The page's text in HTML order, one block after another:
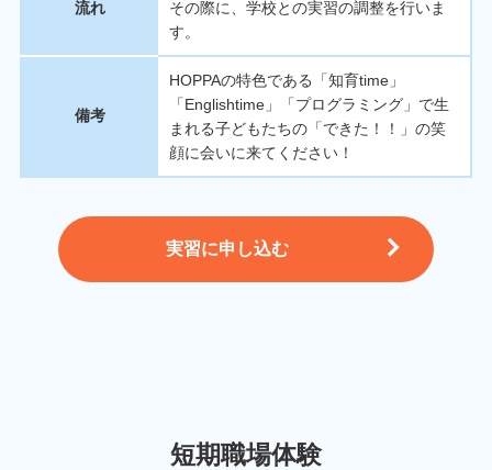
流れ
その際に、学校との実習の調整を行いま
す。
備考
HOPPAの特色である「知育time」
「Englishtime」「プログラミング」で生
まれる子どもたちの「できた！！」の笑
顔に会いに来てください！
実習に申し込む
短期職場体験